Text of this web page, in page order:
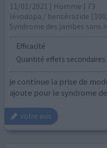
11/01/2021 | Homme | 73
lévodopa / bensérazide
Syndrome des jambes sans
Efficacité
Quantité effets secondaires
je continue la prise de
ajoute pour le syndrome
votre avis